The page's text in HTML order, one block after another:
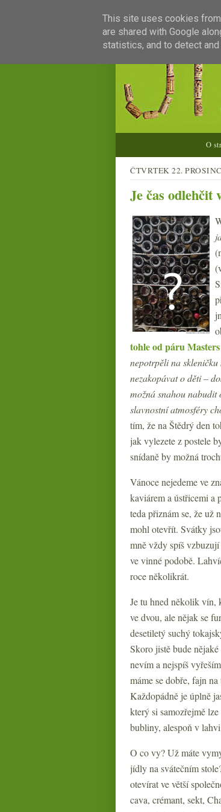
O
ČTVRTEK 22.
Je čas
tohle od páru
nepotrpěli na skleničku
nezakopávat o děti –
možná snahou nabudit
slavnostní atmosféry
tím, že na Štědrý den
jak vylezete z postele
snídaně by možná
Vánoce nejedeme ve
kaviárem a ústřicemi a
teda přiznám se, že už
mohl otevřít. Svátky
mně vždy spíš
ve vinné podobě.
roce několikrát.
Je tu hned několik vín,
ve dvou, ale nějak se
desetiletý suchý
Skoro jistě bude
nevím a nejspíš
máme se dobře, fajn
Každopádně je úplně
který si samozřejmě
bubliny, alespoň v
O co vy? Už máte
jídly na svátečním
otevírat ve větší
cava, crémant, sekt,
This site uses cookies
are shared with Google
statistics, and to detect